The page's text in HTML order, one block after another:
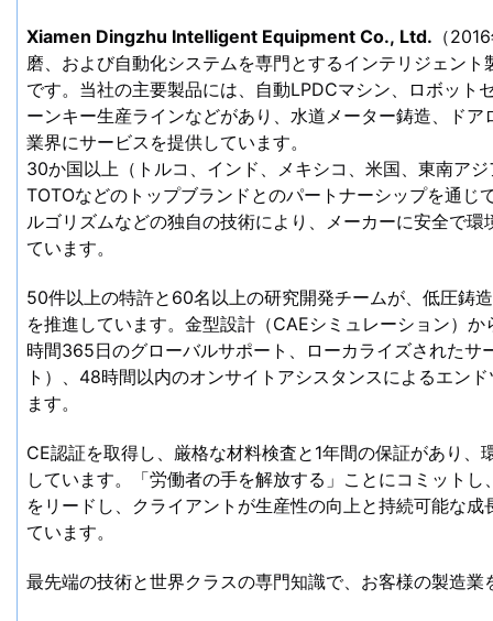
Xiamen Dingzhu Intelligent Equipment Co., Ltd. （
磨、および自動化システムを専門とするインテリジェン
です。当社の主要製品には、自動LPDCマシン、ロボット
ーンキー生産ラインなどがあり、水道メーター鋳造、ド
業界にサービスを提供しています。
30か国以上（トルコ、インド、メキシコ、米国、東南ア
TOTOなどのトップブランドとのパートナーシップを通じ
ルゴリズムなどの独自の技術により、メーカーに安全で
ています。
50件以上の特許と60名以上の研究開発チームが、低圧鋳
を推進しています。金型設計（CAEシミュレーション）
時間365日のグローバルサポート、ローカライズされたサ
ト）、48時間以内のオンサイトアシスタンスによるエン
ます。
CE認証を取得し、厳格な材料検査と1年間の保証があり
しています。「労働者の手を解放する」ことにコミット
をリードし、クライアントが生産性の向上と持続可能な
ています。
最先端の技術と世界クラスの専門知識で、お客様の製造